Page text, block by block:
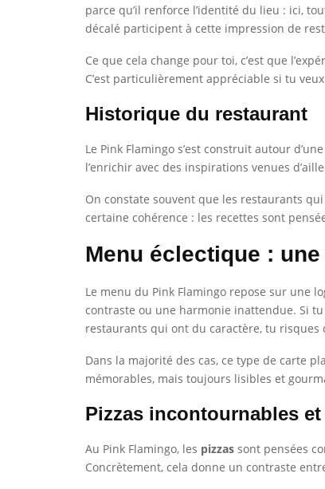
parce qu’il renforce l’identité du lieu : ici,
décalé participent à cette impression de
Ce que cela change pour toi, c’est que
C’est particulièrement appréciable si tu
Historique du restaurant
Le Pink Flamingo s’est construit autour
l’enrichir avec des inspirations venues
On constate souvent que les restaurants
certaine cohérence : les recettes sont
Menu éclectique :
Le menu du Pink Flamingo repose sur une
contraste ou une harmonie inattendue. Si
restaurants qui ont du caractère, tu risques
Dans la majorité des cas, ce type de carte
mémorables, mais toujours lisibles et
Pizzas incontournables
Au Pink Flamingo, les pizzas sont pensées
Concrètement, cela donne un contraste